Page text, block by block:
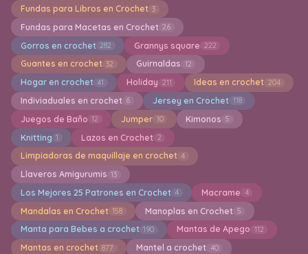
Fundas para Libros en Crochet 3
Fundas para Macetas en Crochet 26
Gorros en crochet 282 Grannys square 222
Guantes en crochet 32 Guirnaldas 12
Hogar en crochet 41 Holiday 211 Ideas en crochet 204
Indiviaduales en crochet 6 Jersey en Crochet 118
Juegos de Baño 12 Jumper 10 Kimonos 5
Knitting 1 Lazos en Crochet 2
Limpiadoras de maquillaje en crochet 4
Llaveros Amigurumis 13
Los Mejores 25 Patrones en Crochet 4 Macrame 4
Mandalas en Crochet 158 Manoplas en Crochet 5
Manta para Bebes a crochet 190 Mantas de Apego 112
Mantas en crochet 877 Mantel a crochet 40